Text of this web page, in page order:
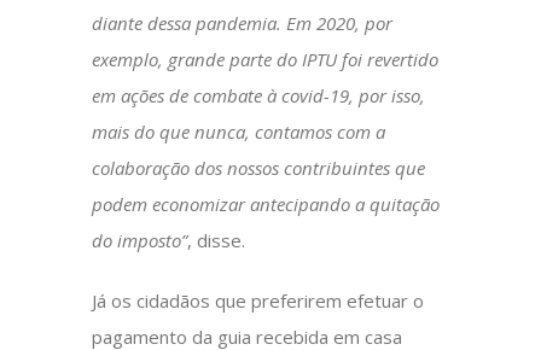
diante dessa pandemia. Em 2020, por
exemplo, grande parte do IPTU foi revertido
em ações de combate à covid-19, por isso,
mais do que nunca, contamos com a
colaboração dos nossos contribuintes que
podem economizar antecipando a quitação
do imposto”, disse.
Já os cidadãos que preferirem efetuar o
pagamento da guia recebida em casa